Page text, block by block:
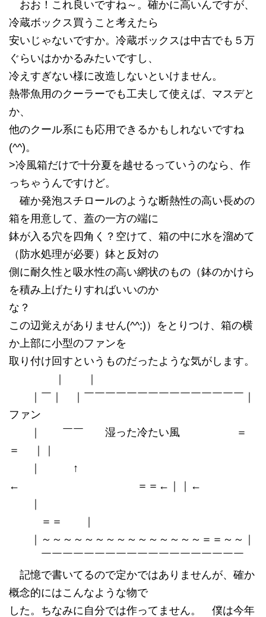
おお！これ良いですね～。確かに高いんですが、
冷蔵ボックス買うこと考えたら
安いじゃないですか。冷蔵ボックスは中古でも５万
ぐらいはかかるみたいですし、
冷えすぎない様に改造しないといけません。
熱帯魚用のクーラーでも工夫して使えば、マスデと
か、
他のクール系にも応用できるかもしれないですね
(^^)。
>冷風箱だけで十分夏を越せるっていうのなら、作
っちゃうんですけど。
確か発泡スチロールのような断熱性の高い長めの
箱を用意して、蓋の一方の端に
鉢が入る穴を四角く？空けて、箱の中に水を溜めて
（防水処理が必要）鉢と反対の
側に耐久性と吸水性の高い網状のもの（鉢のかけら
を積み上げたりすればいいのか
な？
この辺覚えがありません(^^;)）をとりつけ、箱の横
か上部に小型のファンを
取り付け回すというものだったような気がします。
｜￣｜ ｜￣￣￣￣￣￣￣￣￣￣￣￣￣￣￣｜
ファン
｜ ￣￣ 湿った冷たい風 ＝
＝ ｜｜
｜ ↑
← ＝＝←｜｜←
＝＝ ｜
｜～～～～～～～～～～～～～～～＝＝～～｜
￣￣￣￣￣￣￣￣￣￣￣￣￣￣￣￣￣￣￣
記憶で書いてるので定かではありませんが、確か
概念的にはこんなような物で
した。ちなみに自分では作ってません。 僕は今年